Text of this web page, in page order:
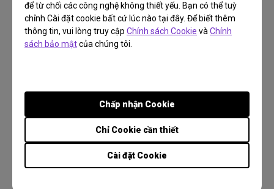
để từ chối các công nghệ không thiết yếu. Bạn có thể tuỳ
chỉnh Cài đặt cookie bất cứ lúc nào tại đây. Để biết thêm
thông tin, vui lòng truy cập Chính sách Cookie và Chính
sách bảo mậtcủa chúng tôi.
Cài đặt Cookie
Chỉ Cookie cần thiết
Chấp nhận Cookie
Khi xử lý video SDR truyền thống, chúng ta thường
quan với dải nhạy sáng đặc thù; đó là thông tin
tham khảo và cố định mà chúng ta có thể tuân thủ.
ta có thể xem xét cách thiết lập tín hiệu đi vào dãy
phù hợp trong phần mềm điều chỉnh. Ví dụ, chúng
ta có nên trình chiếu hình ảnh trong dải độ sáng và
độ tương phản truyền thống, hay chúng ta có thể
điều chỉnh tỷ lệ, vượt hẳn dải truyền thống?